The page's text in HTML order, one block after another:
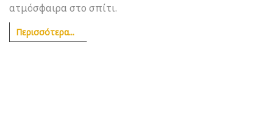
ατμόσφαιρα στο σπίτι.
Περισσότερα...